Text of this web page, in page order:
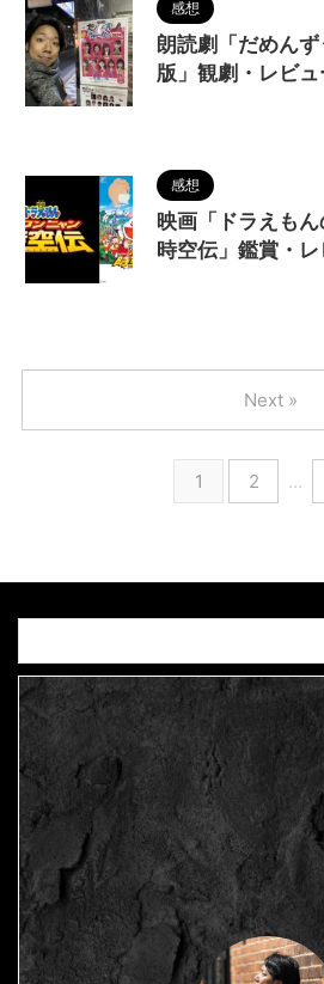
感想
朗読劇「だめん
版」観劇・レビュ
感想
映画「ドラえも
時空伝」鑑賞・
1 2 …
Next »